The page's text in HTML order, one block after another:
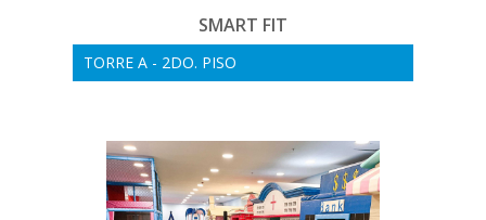
SMART FIT
TORRE A - 2DO. PISO